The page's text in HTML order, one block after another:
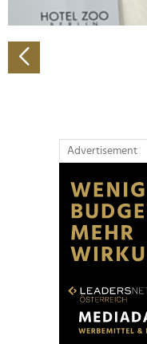
Partner führen diese
haben oder die sie im
gesammelt haben.
Advertisement